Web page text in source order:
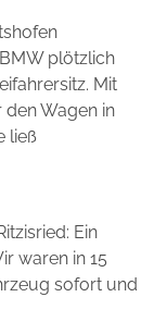
plötzlich
Mit
Wagen in
ließ
Ein
waren in 15
sofort und